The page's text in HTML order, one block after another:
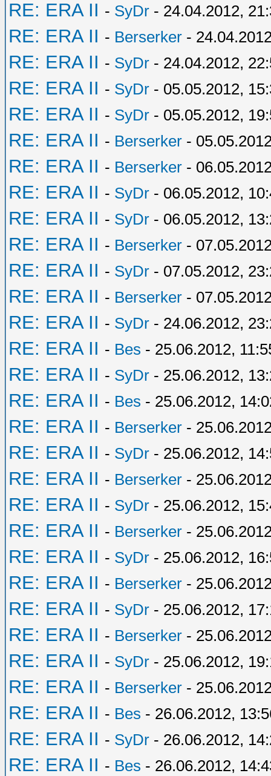
RE: ERA II - SyDr - 24.04.2012,
RE: ERA II - Berserker -
RE: ERA II - SyDr - 24.04.2012,
RE: ERA II - SyDr - 05.05.2012,
RE: ERA II - SyDr - 05.05.2012,
RE: ERA II - Berserker -
RE: ERA II - Berserker -
RE: ERA II - SyDr - 06.05.2012,
RE: ERA II - SyDr - 06.05.2012,
RE: ERA II - Berserker -
RE: ERA II - SyDr - 07.05.2012,
RE: ERA II - Berserker -
RE: ERA II - SyDr - 24.06.2012,
RE: ERA II - Bes - 25.06.2012,
RE: ERA II - SyDr - 25.06.2012,
RE: ERA II - Bes - 25.06.2012,
RE: ERA II - Berserker -
RE: ERA II - SyDr - 25.06.2012,
RE: ERA II - Berserker -
RE: ERA II - SyDr - 25.06.2012,
RE: ERA II - Berserker -
RE: ERA II - SyDr - 25.06.2012,
RE: ERA II - Berserker -
RE: ERA II - SyDr - 25.06.2012,
RE: ERA II - Berserker -
RE: ERA II - SyDr - 25.06.2012,
RE: ERA II - Berserker -
RE: ERA II - Bes - 26.06.2012,
RE: ERA II - SyDr - 26.06.2012,
RE: ERA II - Bes - 26.06.2012,